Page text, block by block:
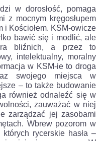
w dorosłość, pomaga
z mocnym kręgosłupem
i Kościołem. KSM-owicze
bawić się i modlić, ale
bliźnich, a przez to
intelektualny, moralny
w KSM-ie to droga
swojego miejsca w
– to także budowanie
również odnaleźć się w
zauważać w niej
zarządzać jej zasobami
Wbrew pozorom w
rycerskie hasła –